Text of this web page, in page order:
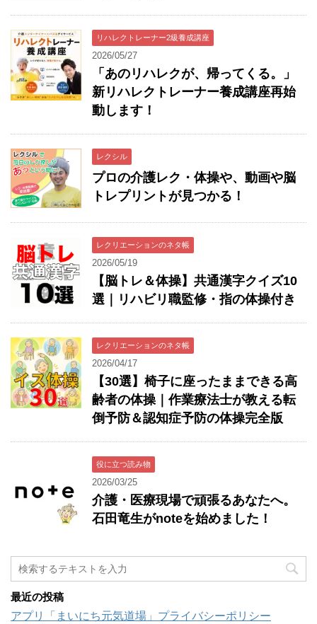
リハレクトレーナー2級養成講座
2026/05/27
「あのリハレクが、帰ってくる。」
新リハレクトレーナー養成講座再始
動します！
レクシル
プロの介護レク・体操や、動画や脳
トレプリントが見つかる！
レクリエーションのネタ帳
2026/05/19
【脳トレ＆体操】共通漢字クイズ10
選｜リハビリ職監修・指の体操付き
レクリエーションのネタ帳
2026/04/17
【30選】椅子に座ったままできる高
齢者の体操｜作業療法士が教える転
倒予防＆認知症予防の体操完全版
役に立つ読み物
2026/03/25
介護・医療現場で頑張るあなたへ。
石田竜生がnoteを始めました！
最近の投稿
アプリ「まいにち元気道場」プライバシーポリシー